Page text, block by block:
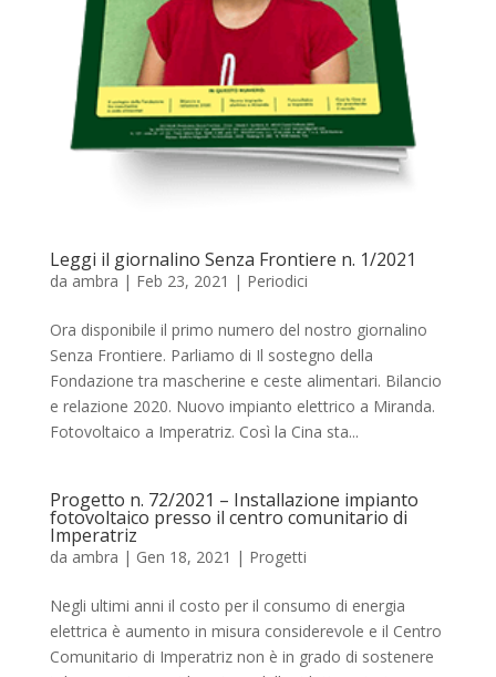
Leggi il giornalino Senza Frontiere n. 1/2021
da ambra | Feb 23, 2021 | Periodici
Ora disponibile il primo numero del nostro giornalino
Senza Frontiere. Parliamo di Il sostegno della
Fondazione tra mascherine e ceste alimentari. Bilancio
e relazione 2020. Nuovo impianto elettrico a Miranda.
Fotovoltaico a Imperatriz. Così la Cina sta...
Progetto n. 72/2021 – Installazione impianto
fotovoltaico presso il centro comunitario di
Imperatriz
da ambra | Gen 18, 2021 | Progetti
Negli ultimi anni il costo per il consumo di energia
elettrica è aumento in misura considerevole e il Centro
Comunitario di Imperatriz non è in grado di sostenere